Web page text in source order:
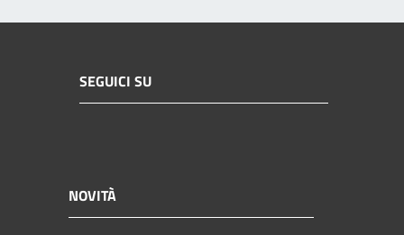
SEGUICI SU
NOVITÀ